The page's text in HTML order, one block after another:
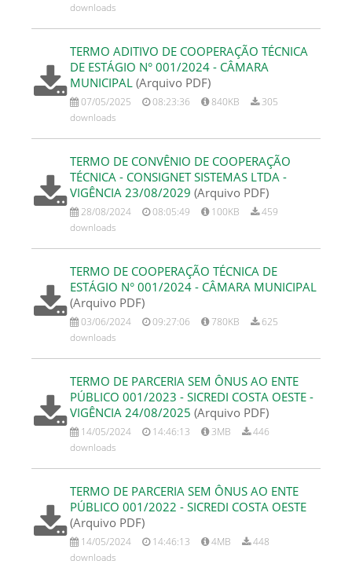
downloads
TERMO ADITIVO DE COOPERAÇÃO TÉCNICA
DE ESTÁGIO N° 001/2024 - CÂMARA
MUNICIPAL (Arquivo PDF)
07/05/2025 08:23:36 840KB
305
downloads
TERMO DE CONVÊNIO DE COOPERAÇÃO
TÉCNICA - CONSIGNET SISTEMAS LTDA -
VIGÊNCIA 23/08/2029 (Arquivo PDF)
28/08/2024 08:05:49 100KB
459
downloads
TERMO DE COOPERAÇÃO TÉCNICA DE
ESTÁGIO N° 001/2024 - CÂMARA MUNICIPAL
(Arquivo PDF)
03/06/2024 09:27:06 780KB
625
downloads
TERMO DE PARCERIA SEM ÔNUS AO ENTE
PÚBLICO 001/2023 - SICREDI COSTA OESTE -
VIGÊNCIA 24/08/2025 (Arquivo PDF)
14/05/2024 14:46:13 3MB
446
downloads
TERMO DE PARCERIA SEM ÔNUS AO ENTE
PÚBLICO 001/2022 - SICREDI COSTA OESTE
(Arquivo PDF)
14/05/2024 14:46:13 4MB
448
downloads